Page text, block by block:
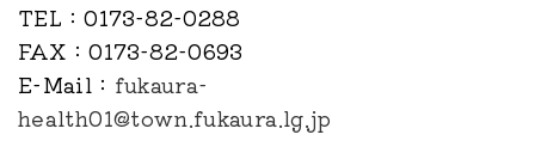
TEL ：0173-82-0288
FAX ：0173-82-0693
E-Mail ： fukaura-
health01@town.fukaura.lg.jp